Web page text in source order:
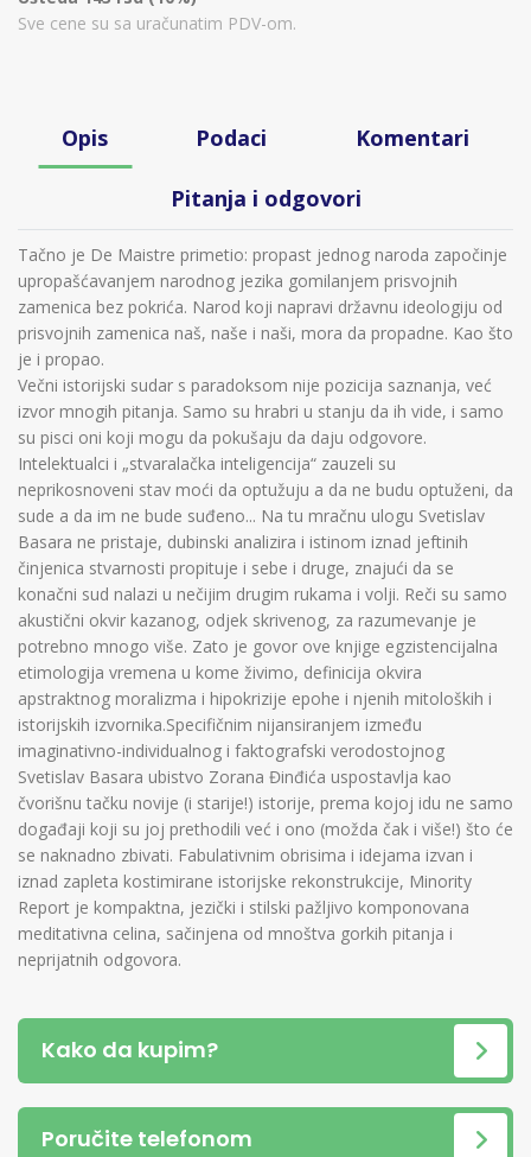
Sve cene su sa uračunatim PDV-om.
Opis Podaci Komentari
Pitanja i odgovori
Tačno je De Maistre primetio: propast jednog naroda započinje
upropašćavanjem narodnog jezika gomilanjem prisvojnih
zamenica bez pokrića. Narod koji napravi državnu ideologiju od
prisvojnih zamenica naš, naše i naši, mora da propadne. Kao što
je i propao.
Večni istorijski sudar s paradoksom nije pozicija saznanja, već
izvor mnogih pitanja. Samo su hrabri u stanju da ih vide, i samo
su pisci oni koji mogu da pokušaju da daju odgovore.
Intelektualci i „stvaralačka inteligencija“ zauzeli su
neprikosnoveni stav moći da optužuju a da ne budu optuženi, da
sude a da im ne bude suđeno... Na tu mračnu ulogu Svetislav
Basara ne pristaje, dubinski analizira i istinom iznad jeftinih
činjenica stvarnosti propituje i sebe i druge, znajući da se
konačni sud nalazi u nečijim drugim rukama i volji. Reči su samo
akustični okvir kazanog, odjek skrivenog, za razumevanje je
potrebno mnogo više. Zato je govor ove knjige egzistencijalna
etimologija vremena u kome živimo, definicija okvira
apstraktnog moralizma i hipokrizije epohe i njenih mitoloških i
istorijskih izvornika.Specifičnim nijansiranjem između
imaginativno-individualnog i faktografski verodostojnog
Svetislav Basara ubistvo Zorana Đinđića uspostavlja kao
čvorišnu tačku novije (i starije!) istorije, prema kojoj idu ne samo
događaji koji su joj prethodili već i ono (možda čak i više!) što će
se naknadno zbivati. Fabulativnim obrisima i idejama izvan i
iznad zapleta kostimirane istorijske rekonstrukcije, Minority
Report je kompaktna, jezički i stilski pažljivo komponovana
meditativna celina, sačinjena od mnoštva gorkih pitanja i
neprijatnih odgovora.
Kako da kupim?
Poručite telefonom